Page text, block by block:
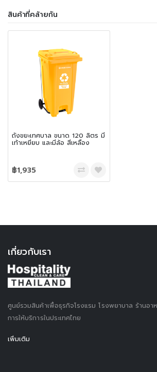
สินค้าที่คล้ายกัน
ถังขยะเทศบาล ขนาด 120 ลิตร มี
เท้าเหยียบ และมีล้อ สีเหลือง
฿1,935
เกี่ยวกับเรา
ศูนย์รวมสินค้าเพื่อธุรกิจโรงแรม โรงพยาบาล ร้านอา
การให้บริการในประเทศไทย
เพิ่มเติม